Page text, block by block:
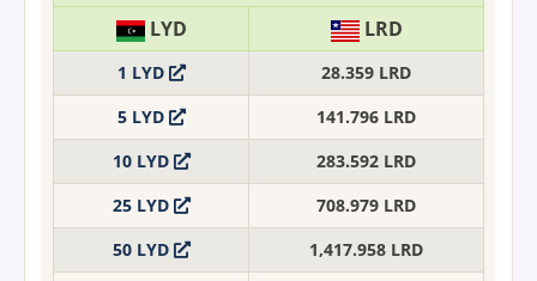
LYD
LRD
1 LYD
28.359 LRD
5 LYD
141.796 LRD
10 LYD
283.592 LRD
25 LYD
708.979 LRD
50 LYD
1,417.958 LRD